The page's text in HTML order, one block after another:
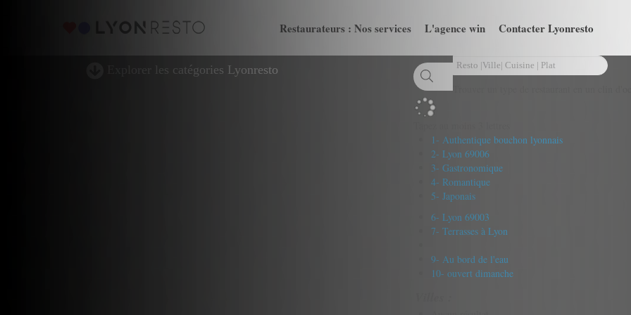
Restaurateurs : Nos services L'agence win Contacter Lyonresto
Explorer les catégories Lyonresto
1- Authentique bouchon lyonnais
2- Lyon 69006
3- Gastronomique
4- Romantique
5- Japonais
6- Lyon 69003
7- Terrasses à Lyon
9- Au bord de l'eau
10- ouvert dimanche